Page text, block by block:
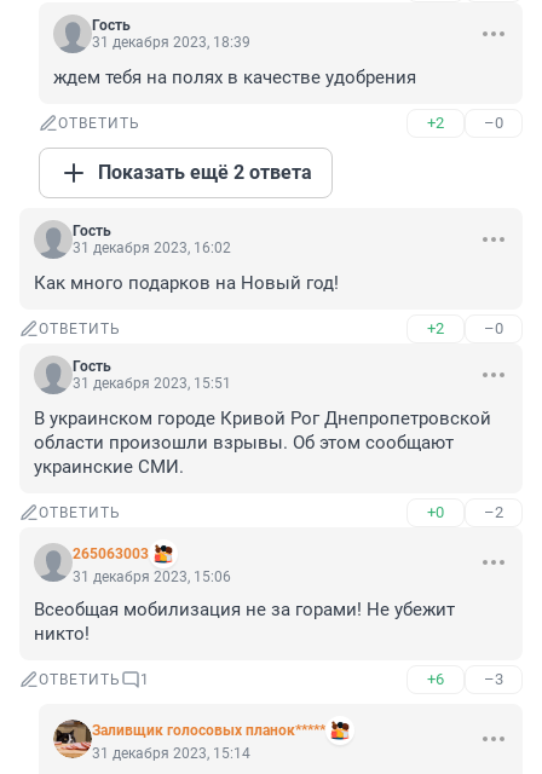
Гость
31 декабря 2023, 18:39
ждем тебя на полях в качестве удобрения
ОТВЕТИТЬ +2 –0
Показать ещё 2 ответа
Гость
31 декабря 2023, 16:02
Как много подарков на Новый год!
ОТВЕТИТЬ +2 –0
Гость
31 декабря 2023, 15:51
В украинском городе Кривой Рог Днепропетровской
области произошли взрывы. Об этом сообщают
украинские СМИ.
ОТВЕТИТЬ +0 –2
265063003
31 декабря 2023, 15:06
Всеобщая мобилизация не за горами! Не убежит
никто!
ОТВЕТИТЬ 1 +6 –3
Заливщик голосовых планок*****
31 декабря 2023, 15:14